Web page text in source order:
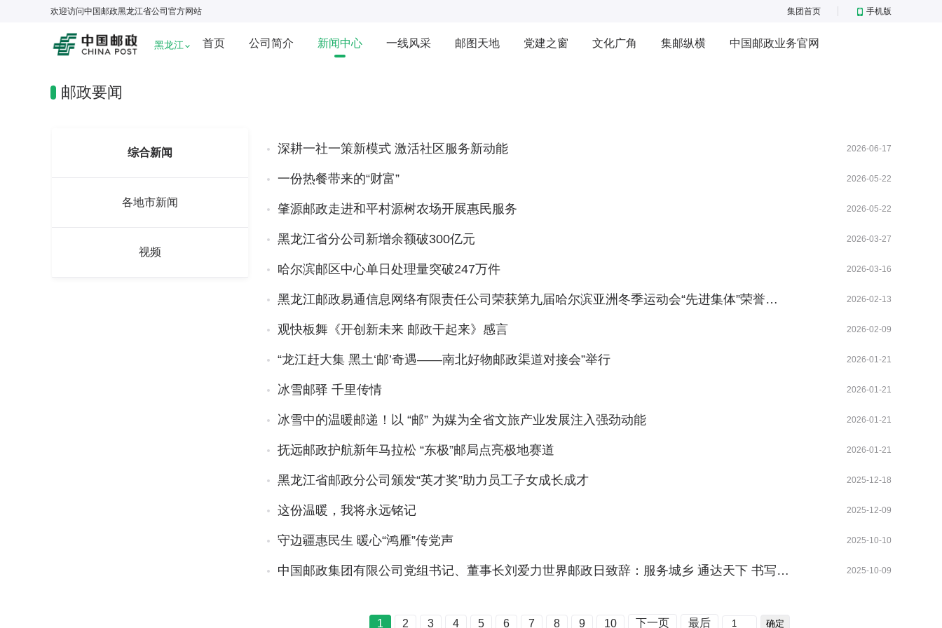
欢迎访问中国邮政黑龙江省公司 官方网站 集团首页 手机版
黑龙江 首页 公司简介 新闻中心 一线风采 邮图天地 党建之窗 文化广角 集邮纵横 中国邮政业务官网
邮政要闻
综合新闻
各地市新闻
视频
深耕一社一策新模式 激活社区服务新动能 2026-06-17
一份热餐带来的“财富” 2026-05-22
肇源邮政走进和平村源树农场开展惠民服务 2026-05-22
黑龙江省分公司新增余额破300亿元 2026-03-27
哈尔滨邮区中心单日处理量突破247万件 2026-03-16
黑龙江邮政易通信息网络有限责任公司荣获第九届哈尔滨亚洲冬季运动会“先进集体”荣誉… 2026-02-13
观快板舞《开创新未来 邮政干起来》感言 2026-02-09
“龙江赶大集 黑土‘邮’奇遇——南北好物邮政渠道对接会”举行 2026-01-21
冰雪邮驿 千里传情 2026-01-21
冰雪中的温暖邮递！以 “邮” 为媒为全省文旅产业发展注入强劲动能 2026-01-21
抚远邮政护航新年马拉松 “东极”邮局点亮极地赛道 2026-01-21
黑龙江省邮政分公司颁发“英才奖”助力员工子女成长成才 2025-12-18
这份温暖，我将永远铭记 2025-12-09
守边疆惠民生 暖心“鸿雁”传党声 2025-10-10
中国邮政集团有限公司党组书记、董事长刘爱力世界邮政日致辞：服务城乡 通达天下 书写… 2025-10-09
1 2 3 4 5 6 7 8 9 10 下一页 最后